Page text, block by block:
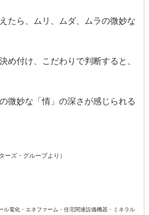
たら、ムリ、ムダ、ムラの微妙な
め付け、こだわりで判断すると、
微妙な「情」の深さが感じられる
ズ・グループより）
ル電化・エネファーム・住宅関連設備機器・ミネラル